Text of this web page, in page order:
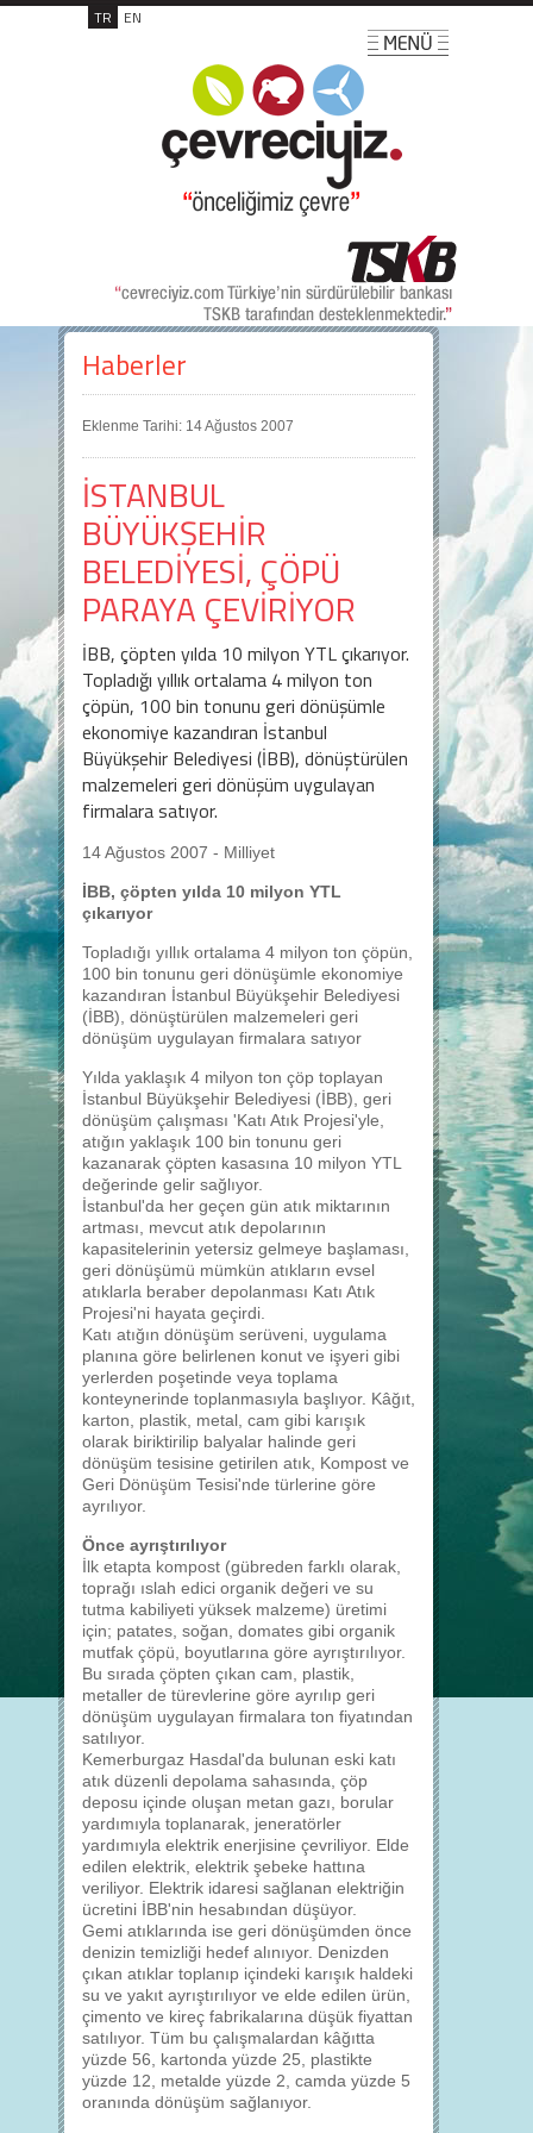
TR EN
Haberler
Eklenme Tarihi: 14 Ağustos 2007
İSTANBUL
BÜYÜKŞEHİR
BELEDİYESİ, ÇÖPÜ
PARAYA ÇEVİRİYOR
İBB, çöpten yılda 10 milyon YTL çıkarıyor.
Topladığı yıllık ortalama 4 milyon ton
çöpün, 100 bin tonunu geri dönüşümle
ekonomiye kazandıran İstanbul
Büyükşehir Belediyesi (İBB), dönüştürülen
malzemeleri geri dönüşüm uygulayan
firmalara satıyor.
14 Ağustos 2007 - Milliyet
İBB, çöpten yılda 10 milyon YTL
çıkarıyor
Topladığı yıllık ortalama 4 milyon ton çöpün,
100 bin tonunu geri dönüşümle ekonomiye
kazandıran İstanbul Büyükşehir Belediyesi
(İBB), dönüştürülen malzemeleri geri
dönüşüm uygulayan firmalara satıyor
Yılda yaklaşık 4 milyon ton çöp toplayan
İstanbul Büyükşehir Belediyesi (İBB), geri
dönüşüm çalışması 'Katı Atık Projesi'yle,
atığın yaklaşık 100 bin tonunu geri
kazanarak çöpten kasasına 10 milyon YTL
değerinde gelir sağlıyor.
İstanbul'da her geçen gün atık miktarının
artması, mevcut atık depolarının
kapasitelerinin yetersiz gelmeye başlaması,
geri dönüşümü mümkün atıkların evsel
atıklarla beraber depolanması Katı Atık
Projesi'ni hayata geçirdi.
Katı atığın dönüşüm serüveni, uygulama
planına göre belirlenen konut ve işyeri gibi
yerlerden poşetinde veya toplama
konteynerinde toplanmasıyla başlıyor. Kâğıt,
karton, plastik, metal, cam gibi karışık
olarak biriktirilip balyalar halinde geri
dönüşüm tesisine getirilen atık, Kompost ve
Geri Dönüşüm Tesisi'nde türlerine göre
ayrılıyor.
Önce ayrıştırılıyor
İlk etapta kompost (gübreden farklı olarak,
toprağı ıslah edici organik değeri ve su
tutma kabiliyeti yüksek malzeme) üretimi
için; patates, soğan, domates gibi organik
mutfak çöpü, boyutlarına göre ayrıştırılıyor.
Bu sırada çöpten çıkan cam, plastik,
metaller de türevlerine göre ayrılıp geri
dönüşüm uygulayan firmalara ton fiyatından
satılıyor.
Kemerburgaz Hasdal'da bulunan eski katı
atık düzenli depolama sahasında, çöp
deposu içinde oluşan metan gazı, borular
yardımıyla toplanarak, jeneratörler
yardımıyla elektrik enerjisine çevriliyor. Elde
edilen elektrik, elektrik şebeke hattına
veriliyor. Elektrik idaresi sağlanan elektriğin
ücretini İBB'nin hesabından düşüyor.
Gemi atıklarında ise geri dönüşümden önce
denizin temizliği hedef alınıyor. Denizden
çıkan atıklar toplanıp içindeki karışık haldeki
su ve yakıt ayrıştırılıyor ve elde edilen ürün,
çimento ve kireç fabrikalarına düşük fiyattan
satılıyor. Tüm bu çalışmalardan kâğıtta
yüzde 56, kartonda yüzde 25, plastikte
yüzde 12, metalde yüzde 2, camda yüzde 5
oranında dönüşüm sağlanıyor.